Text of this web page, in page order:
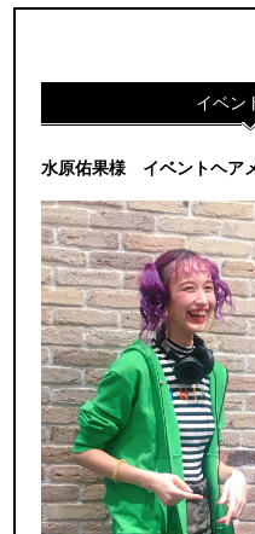
イベン
水原佑果様 イベントヘア